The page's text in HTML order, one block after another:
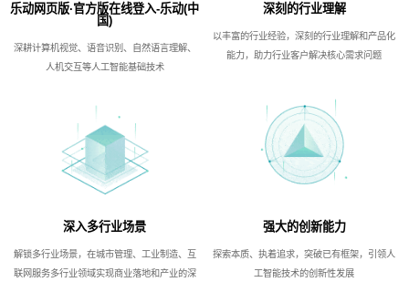
乐动网页版·官方版在线登入-乐动(中
国)
深耕计算机视觉、语音识别、自然语言理解、
人机交互等人工智能基础技术
深刻的行业理解
以丰富的行业经验，深刻的行业理解和产品化
能力，助力行业客户解决核心需求问题
深入多行业场景
解锁多行业场景，在城市管理、工业制造、互
联网服务多行业领域实现商业落地和产业的深
强大的创新能力
探索本质、执着追求，突破已有框架，引领人
工智能技术的创新性发展